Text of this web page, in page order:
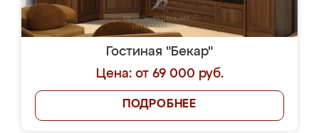
Гостиная "Бекар"
Цена: от 69 000 руб.
ПОДРОБНЕЕ